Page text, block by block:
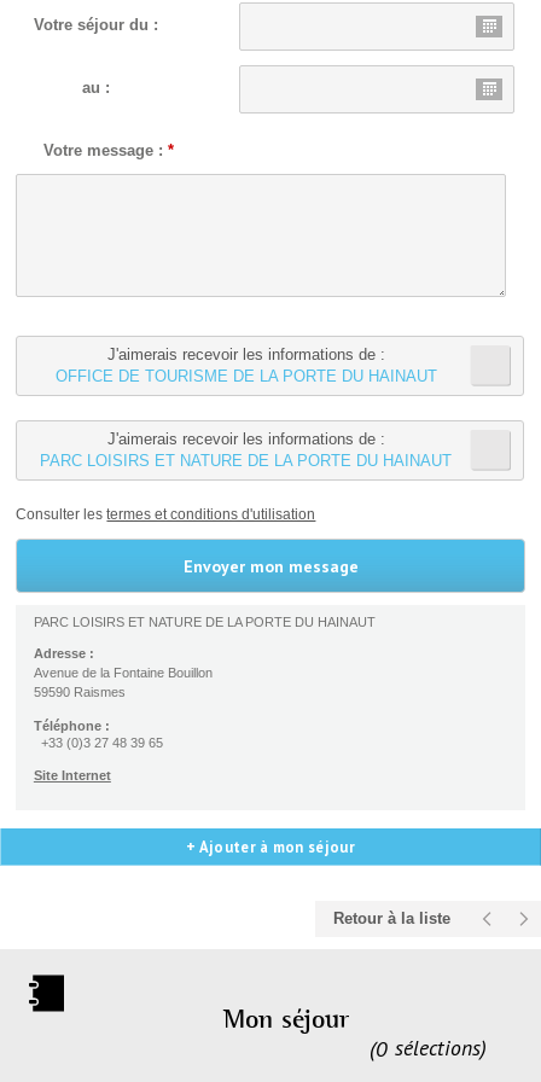
Votre séjour du :
au :
Votre message : *
J'aimerais recevoir les informations de :
OFFICE DE TOURISME DE LA PORTE DU HAINAUT
J'aimerais recevoir les informations de :
PARC LOISIRS ET NATURE DE LA PORTE DU HAINAUT
Consulter lestermes et conditions d'utilisation
PARC LOISIRS ET NATURE DE LA PORTE DU HAINAUT
Adresse :
Avenue de la Fontaine Bouillon
59590 Raismes
Téléphone :
+33 (0)3 27 48 39 65
Site Internet
+ Ajouter à mon séjour
Retour à la liste
Mon séjour
sélections
0